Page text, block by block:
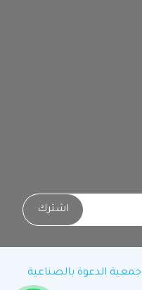
اشترك
جمعية الدعوة بالصناعية